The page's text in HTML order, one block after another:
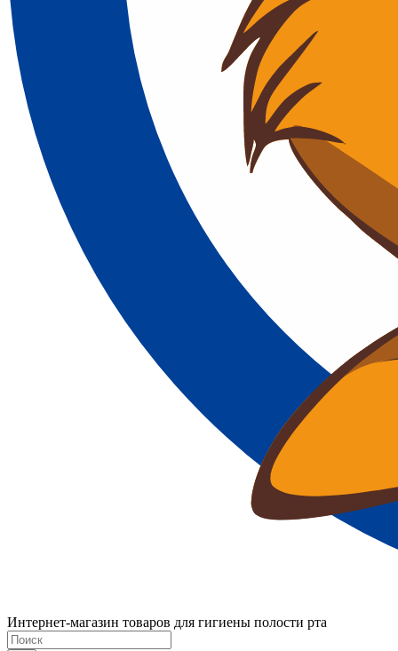
Интернет-магазин товаров для гигиены полости рта